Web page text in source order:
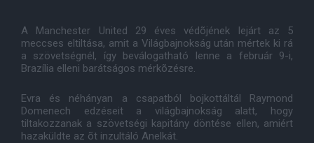
A Manchester United 29 éves védõjének lejárt az 5
meccses eltiltása, amit a Világbajnokság után mértek ki rá
a szövetségnél, így beválogatható lenne a február 9-i,
Brazília elleni barátságos mérkõzésre.
Evra és néhányan a csapatból bojkottáltál Raymond
Domenech edzéseit a világbajnokság alatt, hogy
tiltakozzanak a szövetségi kapitány döntése ellen, amiért
hazaküldte az õt inzultáló Anelkát.